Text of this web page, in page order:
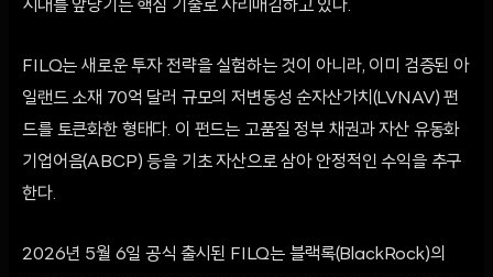
시대를 앞당기는 핵심 기술로 자리매김하고 있다.
FILQ는 새로운 투자 전략을 실험하는 것이 아니라, 이미 검증된 아
일랜드 소재 70억 달러 규모의 저변동성 순자산가치(LVNAV) 펀
드를 토큰화한 형태다. 이 펀드는 고품질 정부 채권과 자산 유동화
기업어음(ABCP) 등을 기초 자산으로 삼아 안정적인 수익을 추구
한다.
2026년 5월 6일 공식 출시된 FILQ는 블랙록(BlackRock)의